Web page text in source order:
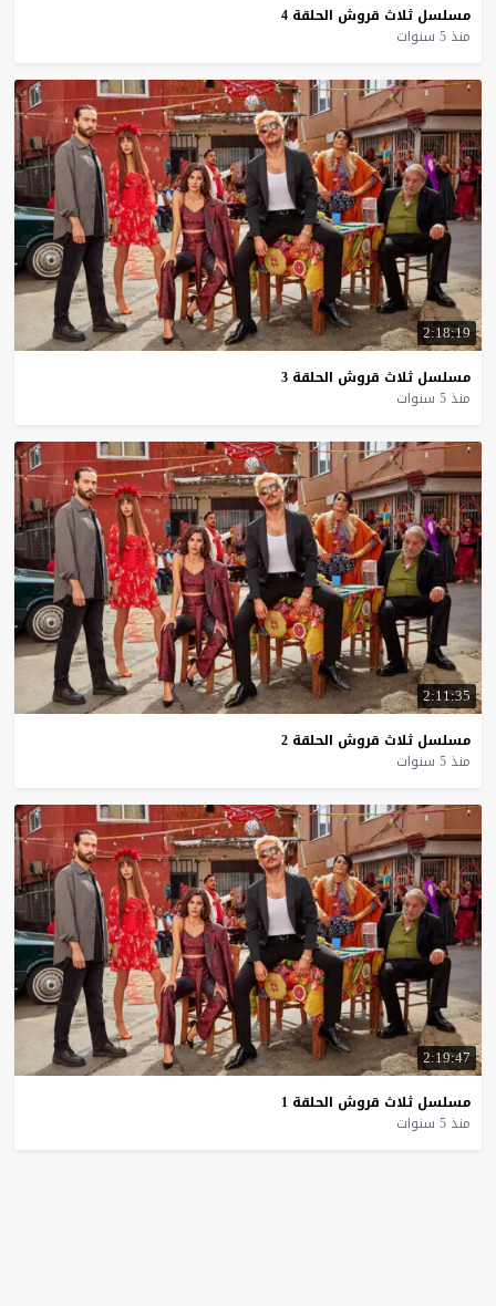
مسلسل ثلاث قروش الحلقة 4
منذ 5 سنوات
2:18:19
مسلسل ثلاث قروش الحلقة 3
منذ 5 سنوات
2:11:35
مسلسل ثلاث قروش الحلقة 2
منذ 5 سنوات
2:19:47
مسلسل ثلاث قروش الحلقة 1
منذ 5 سنوات